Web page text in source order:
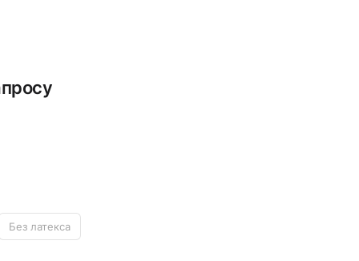
Аккумуляторы и зарядные устройства
Фиброоптические ларингоскопы
Без латекса